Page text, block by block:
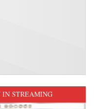
IN STREAMING